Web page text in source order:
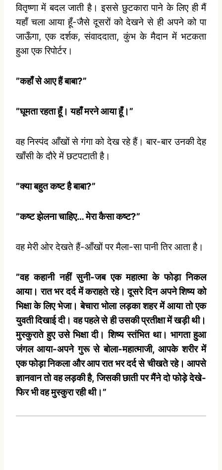
वितृष्‍णा में बदल जाती है। इससे छुटकारा पाने के लिए ही मैं
यहाँ चला आया हूँ-जैसे दूसरों को देखने से ही अपने को पा
जाऊँगा, एक दर्शक, संवाददाता, कुंभ के मैदान में भटकता
हुआ एक रिपोर्टर।
”कहाँ से आए हैं बाबा?”
”घूमता रहता हूँ। यहाँ मरने आया हूँ।”
वह निस्‍पंद आँखों से गंगा को देख रहे हैं। बार-बार उनकी देह
खाँसी के दौरे में छटपटाती है।
”क्‍या बहुत कष्‍ट है बाबा?”
”कष्‍ट झेलना चाहिए… मेरा कैसा कष्‍ट?”
वह मेरी ओर देखते हैं-आँखों पर मैला-सा पानी तिर आता है।
”वह कहानी नहीं सुनी-जब एक महात्‍मा के फोड़ा निकल
आया। रात भर दर्द में कराहते रहे। दूसरे दिन अपने शिष्‍य को
भिक्षा के लिए भेजा। बेचारा भोला लड़का शहर में आया तो एक
युवती दिखाई दी। वह पहले से ही उसकी प्रतीक्षा में खड़ी थी।
मुस्‍कुराते हुए उसे भिक्षा दी। शिष्‍य स्‍तंभित था। भागता हुआ
जंगल आया-अपने गुरू से बोला-महात्‍माजी, आपके शरीर में
एक फोड़ा निकला और आप रात भर दर्द से चीखते रहे। आपसे
ज्ञानवान तो वह लड़की है, जिसकी छाती पर मैंने दो फोड़े देखे-
फिर भी वह मुस्‍कुरा रही थी।”